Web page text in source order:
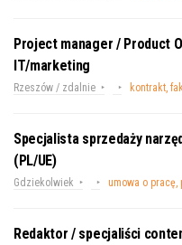
Project manager / Product
IT/marketing
Rzeszów / zdalnie kontrakt,
Specjalista sprzedaży
(PL/UE)
Gdziekolwiek umowa o pracę,
Redaktor / specjaliści